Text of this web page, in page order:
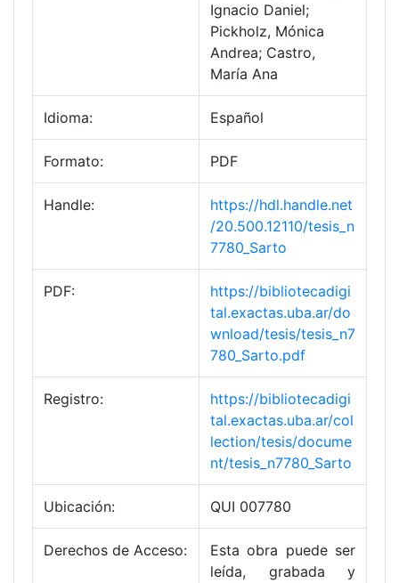
Ignacio Daniel;
Pickholz, Mónica
Andrea; Castro,
María Ana
Idioma: Español
Formato: PDF
Handle:
https://hdl.handle.net
/20.500.12110/tesis_n
7780_Sarto
PDF:
https://bibliotecadigi
tal.exactas.uba.ar/do
wnload/tesis/tesis_n7
780_Sarto.pdf
Registro:
https://bibliotecadigi
tal.exactas.uba.ar/col
lection/tesis/docume
nt/tesis_n7780_Sarto
Ubicación: QUI 007780
Derechos de Acceso:
Esta obra puede ser
leída, grabada y